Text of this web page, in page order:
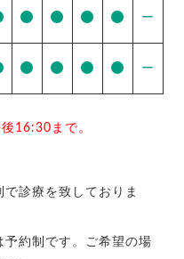
ー
ー
16:30まで。
診療を致しておりま
約制です。ご希望の場